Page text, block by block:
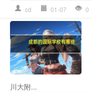
cd 01-07 0
川大附...